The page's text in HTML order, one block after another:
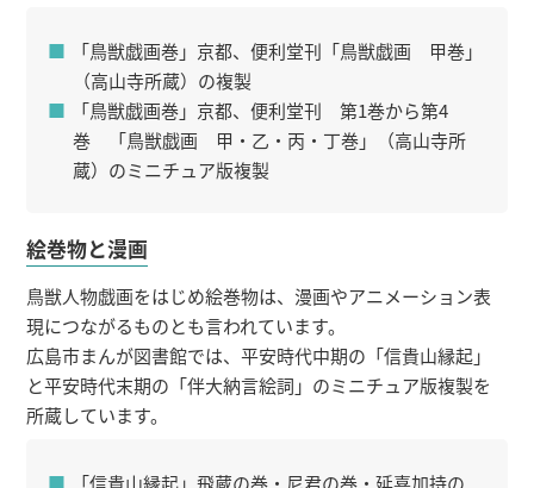
「鳥獣戯画巻」京都、便利堂刊「鳥獣戯画 甲巻」
（高山寺所蔵）の複製
「鳥獣戯画巻」京都、便利堂刊 第1巻から第4
巻 「鳥獣戯画 甲・乙・丙・丁巻」（高山寺所
蔵）のミニチュア版複製
絵巻物と漫画
鳥獣人物戯画をはじめ絵巻物は、漫画やアニメーション表
現につながるものとも言われています。
広島市まんが図書館では、平安時代中期の「信貴山縁起」
と平安時代末期の「伴大納言絵詞」のミニチュア版複製を
所蔵しています。
「信貴山縁起」飛蔵の巻・尼君の巻・延喜加持の